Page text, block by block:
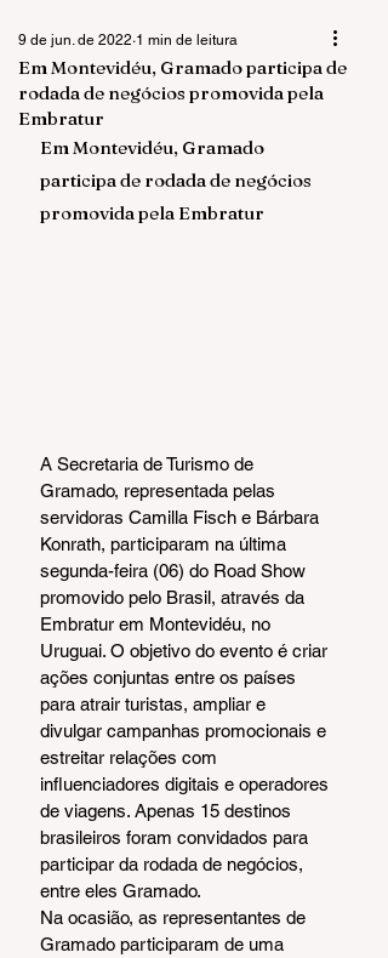
Em Montevidéu, Gramado participa de
rodada de negócios promovida pela
Embratur
9 de jun. de 2022 1 min de leitura
Em Montevidéu, Gramado
participa de rodada de negócios
promovida pela Embratur
A Secretaria de Turismo de
Gramado, representada pelas
servidoras Camilla Fisch e Bárbara
Konrath, participaram na última
segunda-feira (06) do Road Show
promovido pelo Brasil, através da
Embratur em Montevidéu, no
Uruguai. O objetivo do evento é criar
ações conjuntas entre os países
para atrair turistas, ampliar e
divulgar campanhas promocionais e
estreitar relações com
influenciadores digitais e operadores
de viagens. Apenas 15 destinos
brasileiros foram convidados para
participar da rodada de negócios,
entre eles Gramado.
Na ocasião, as representantes de
Gramado participaram de uma